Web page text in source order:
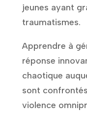
jeunes ayant
traumatismes.
Apprendre à
réponse
chaotique
sont
violence